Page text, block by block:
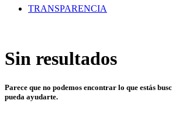
TRANSPARENCIA
Sin resultados
Parece que no podemos encontrar lo que estás
pueda ayudarte.